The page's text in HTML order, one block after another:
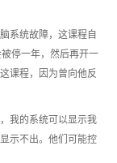
系统故障，这课程自
停一年，然后再开一
课程，因为曾向他反
我的系统可以显示我
示不出。他们可能控